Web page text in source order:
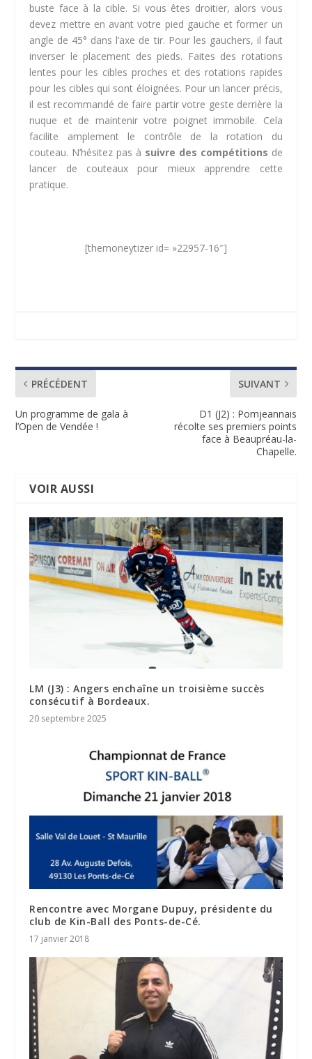
buste face à la cible. Si vous êtes droitier, alors vous
devez mettre en avant votre pied gauche et former un
angle de 45° dans l’axe de tir. Pour les gauchers, il faut
inverser le placement des pieds. Faites des rotations
lentes pour les cibles proches et des rotations rapides
pour les cibles qui sont éloignées. Pour un lancer précis,
il est recommandé de faire partir votre geste derrière la
nuque et de maintenir votre poignet immobile. Cela
facilite amplement le contrôle de la rotation du
couteau. N’hésitez pas à suivre des compétitions de
lancer de couteaux pour mieux apprendre cette
pratique.
[themoneytizer id= »22957-16″]
PRÉCÉDENT
Un programme de gala à
l’Open de Vendée !
SUIVANT
D1 (J2) : Pomjeannais
récolte ses premiers points
face à Beaupréau-la-
Chapelle.
VOIR AUSSI
LM (J3) : Angers enchaîne un troisième succès
consécutif à Bordeaux.
20 septembre 2025
Rencontre avec Morgane Dupuy, présidente du
club de Kin-Ball des Ponts-de-Cé.
17 janvier 2018